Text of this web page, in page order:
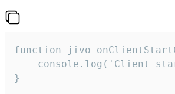
function
console.log('Client
}